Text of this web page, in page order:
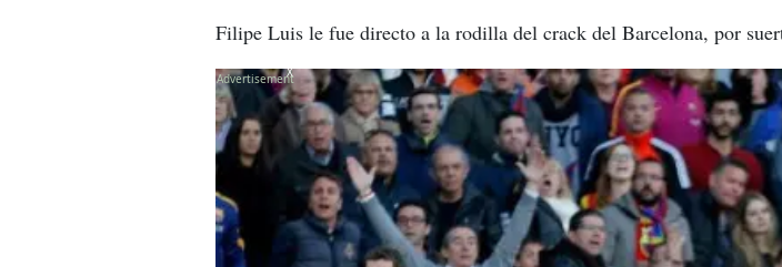
Filipe Luis le fue directo a la rodilla del crack del Barcelona, por
X